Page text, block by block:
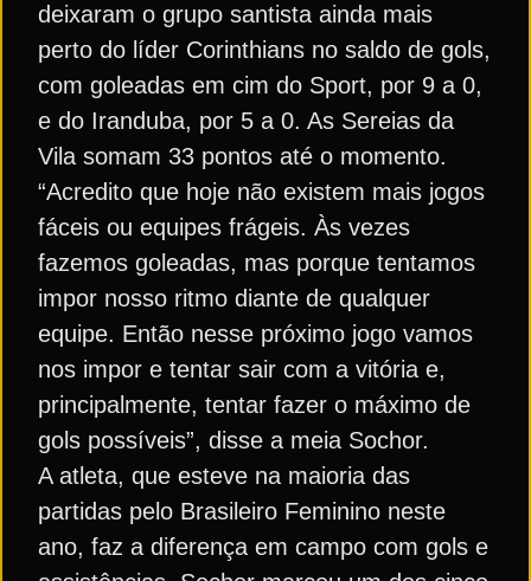
deixaram o grupo santista ainda mais
perto do líder Corinthians no saldo de gols,
com goleadas em cim do Sport, por 9 a 0,
e do Iranduba, por 5 a 0. As Sereias da
Vila somam 33 pontos até o momento.
“Acredito que hoje não existem mais jogos
fáceis ou equipes frágeis. Às vezes
fazemos goleadas, mas porque tentamos
impor nosso ritmo diante de qualquer
equipe. Então nesse próximo jogo vamos
nos impor e tentar sair com a vitória e,
principalmente, tentar fazer o máximo de
gols possíveis”, disse a meia Sochor.
A atleta, que esteve na maioria das
partidas pelo Brasileiro Feminino neste
ano, faz a diferença em campo com gols e